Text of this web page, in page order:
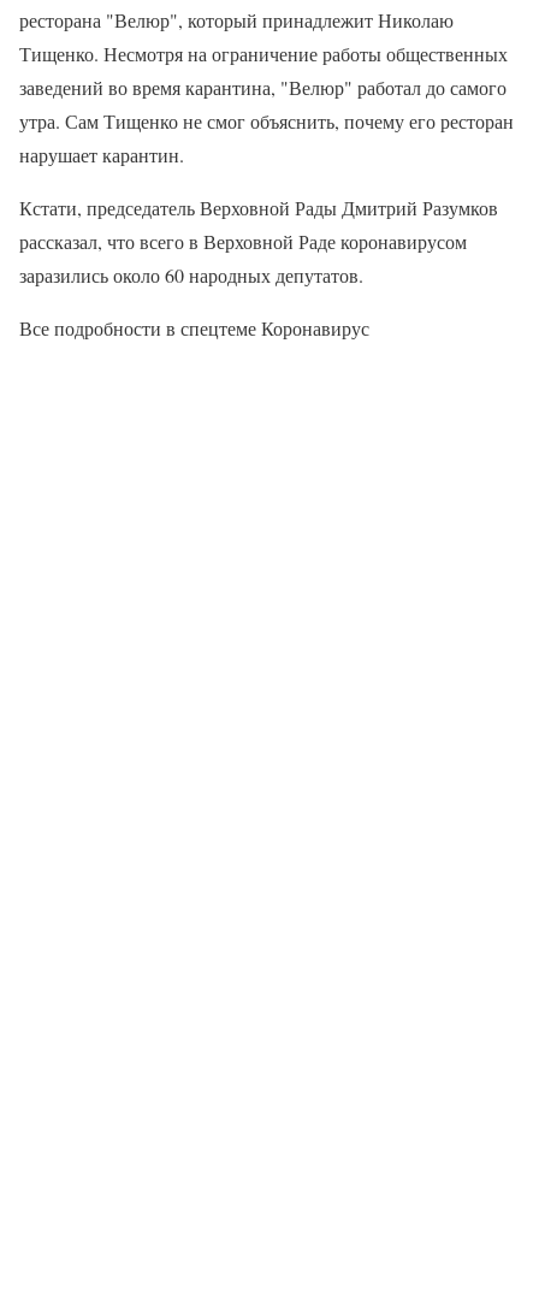
ресторана "Велюр", который принадлежит Николаю
Тищенко. Несмотря на ограничение работы общественных
заведений во время карантина, "Велюр" работал до самого
утра. Сам Тищенко не смог объяснить, почему его ресторан
нарушает карантин.
Кстати, председатель Верховной Рады Дмитрий Разумков
рассказал, что всего в Верховной Раде коронавирусом
заразились около 60 народных депутатов.
Все подробности в спецтеме Коронавирус